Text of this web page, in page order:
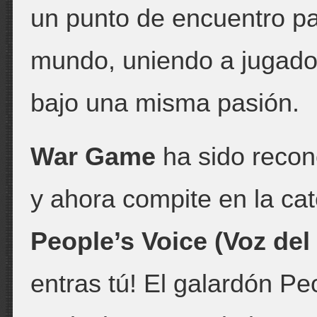
un punto de encuentro
mundo, uniendo a
bajo una misma pasión.
War Game ha sido
y ahora compite en la
People’s Voice (Voz
entras tú! El galardón